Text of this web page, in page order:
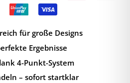
für große Designs
Ergebnisse
4-Punkt-System
– sofort startklar